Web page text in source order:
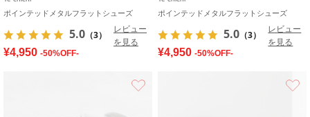
ポインテッドメタルフラットシューズ
5.0 （3）
レビュー
を見る
¥4,950 -50%OFF-
ポインテッドメタルフラットシューズ
5.0 （3）
レビュー
を見る
¥4,950 -50%OFF-